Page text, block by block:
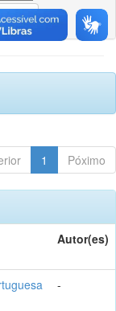
1 Póximo
Autor(es)
-